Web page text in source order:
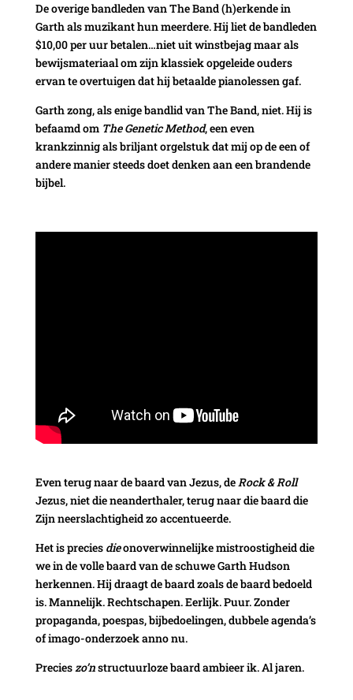
De overige bandleden van The Band (h)erkende in
Garth als muzikant hun meerdere. Hij liet de bandleden
$10,00 per uur betalen…niet uit winstbejag maar als
bewijsmateriaal om zijn klassiek opgeleide ouders
ervan te overtuigen dat hij betaalde pianolessen gaf.
Garth zong, als enige bandlid van The Band, niet. Hij is
befaamd om The Genetic Method, een even
krankzinnig als briljant orgelstuk dat mij op de een of
andere manier steeds doet denken aan een brandende
bijbel.
Even terug naar de baard van Jezus, deRock & Roll
Jezus, niet die neanderthaler, terug naar die baard die
Zijn neerslachtigheid zo accentueerde.
Het is precies dieonoverwinnelijke mistroostigheid die
we in de volle baard van de schuwe Garth Hudson
herkennen. Hij draagt de baard zoals de baard bedoeld
is. Mannelijk. Rechtschapen. Eerlijk. Puur. Zonder
propaganda, poespas, bijbedoelingen, dubbele agenda’s
of imago-onderzoek anno nu.
Precieszo’nstructuurloze baard ambieer ik. Al jaren.